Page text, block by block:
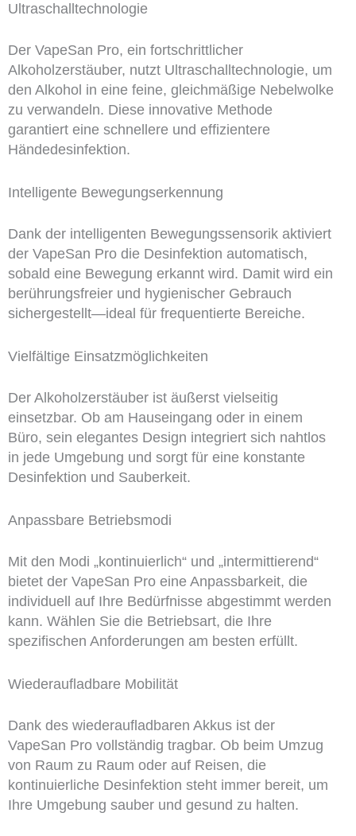
Ultraschalltechnologie
Der VapeSan Pro, ein fortschrittlicher
Alkoholzerstäuber, nutzt Ultraschalltechnologie, um
den Alkohol in eine feine, gleichmäßige Nebelwolke
zu verwandeln. Diese innovative Methode
garantiert eine schnellere und effizientere
Händedesinfektion.
Intelligente Bewegungserkennung
Dank der intelligenten Bewegungssensorik aktiviert
der VapeSan Pro die Desinfektion automatisch,
sobald eine Bewegung erkannt wird. Damit wird ein
berührungsfreier und hygienischer Gebrauch
sichergestellt—ideal für frequentierte Bereiche.
Vielfältige Einsatzmöglichkeiten
Der Alkoholzerstäuber ist äußerst vielseitig
einsetzbar. Ob am Hauseingang oder in einem
Büro, sein elegantes Design integriert sich nahtlos
in jede Umgebung und sorgt für eine konstante
Desinfektion und Sauberkeit.
Anpassbare Betriebsmodi
Mit den Modi „kontinuierlich“ und „intermittierend“
bietet der VapeSan Pro eine Anpassbarkeit, die
individuell auf Ihre Bedürfnisse abgestimmt werden
kann. Wählen Sie die Betriebsart, die Ihre
spezifischen Anforderungen am besten erfüllt.
Wiederaufladbare Mobilität
Dank des wiederaufladbaren Akkus ist der
VapeSan Pro vollständig tragbar. Ob beim Umzug
von Raum zu Raum oder auf Reisen, die
kontinuierliche Desinfektion steht immer bereit, um
Ihre Umgebung sauber und gesund zu halten.